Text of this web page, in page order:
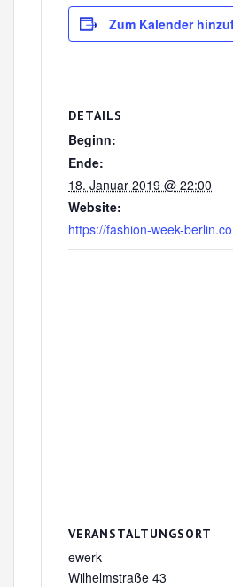
Zum Kalender
DETAILS
Beginn:
Ende:
18. Januar 2019 @ 22:00
Website:
https://fashion-week-
VERANSTALTUNGSORT
ewerk
Wilhelmstraße 43